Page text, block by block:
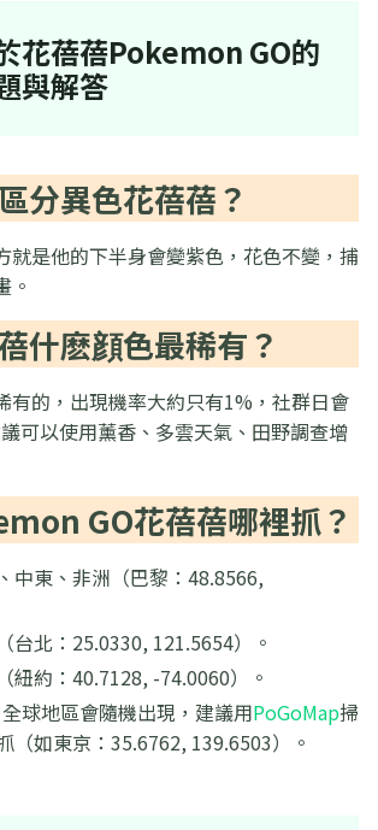
花蓓蓓Pokemon GO的
與解答
分異色花蓓蓓？
就是他的下半身會變紫色，花色不變，捕
。
什麽顔色最稀有？
有的，出現機率大約只有1%，社群日會
可以使用薰香、多雲天氣、田野調查增
GO花蓓蓓哪裡抓？
中東、非洲（巴黎：48.8566,
台北：25.0330, 121.5654）。
紐約：40.7128, -74.0060）。
球地區會隨機出現，建議用PoGoMap掃
（如東京：35.6762, 139.6503）。